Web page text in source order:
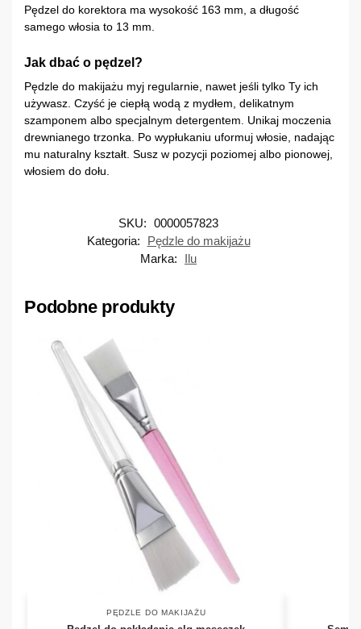
Pędzel do korektora ma wysokość 163 mm, a długość
samego włosia to 13 mm.
Jak dbać o pędzel?
Pędzle do makijażu myj regularnie, nawet jeśli tylko Ty ich
używasz. Czyść je ciepłą wodą z mydłem, delikatnym
szamponem albo specjalnym detergentem. Unikaj moczenia
drewnianego trzonka. Po wypłukaniu uformuj włosie, nadając
mu naturalny kształt. Susz w pozycji poziomej albo pionowej,
włosiem do dołu.
SKU: 0000057823
Kategoria:
Pędzle do makijażu
Marka:
Ilu
Podobne produkty
PĘDZLE DO MAKIJAŻU